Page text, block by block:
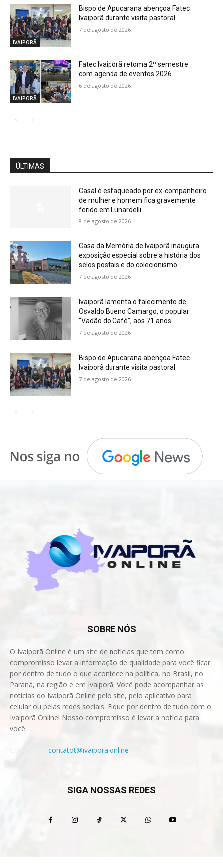
IVAIPORÃ
Bispo de Apucarana abençoa Fatec
Ivaiporã durante visita pastoral
7 de agosto de 2026
IVAIPORÃ
Fatec Ivaiporã retoma 2º semestre
com agenda de eventos 2026
6 de agosto de 2026
ÚLTIMAS
Casal é esfaqueado por ex-companheiro
de mulher e homem fica gravemente
ferido em Lunardelli
8 de agosto de 2026
Casa da Memória de Ivaiporã inaugura
exposição especial sobre a história dos
selos postais e do colecionismo
7 de agosto de 2026
Ivaiporã lamenta o falecimento de
Osvaldo Bueno Camargo, o popular
“Vadão do Café”, aos 71 anos
7 de agosto de 2026
Bispo de Apucarana abençoa Fatec
Ivaiporã durante visita pastoral
7 de agosto de 2026
SOBRE NÓS
O Ivaiporã Online é um site de notícias que tem como
compromisso levar a informação de qualidade para você ficar
por dentro de tudo o que acontece na política, no Brasil, no
Paraná, na região e em Ivaiporã. Você pode acompanhar as
notícias do Ivaiporã Online pelo site, pelo aplicativo para
celular ou pelas redes sociais. Fique por dentro de tudo com o
Ivaiporã Online! Nosso compromisso é levar a notícia para
você.
contatot@ivaipora.online
SIGA NOSSAS REDES